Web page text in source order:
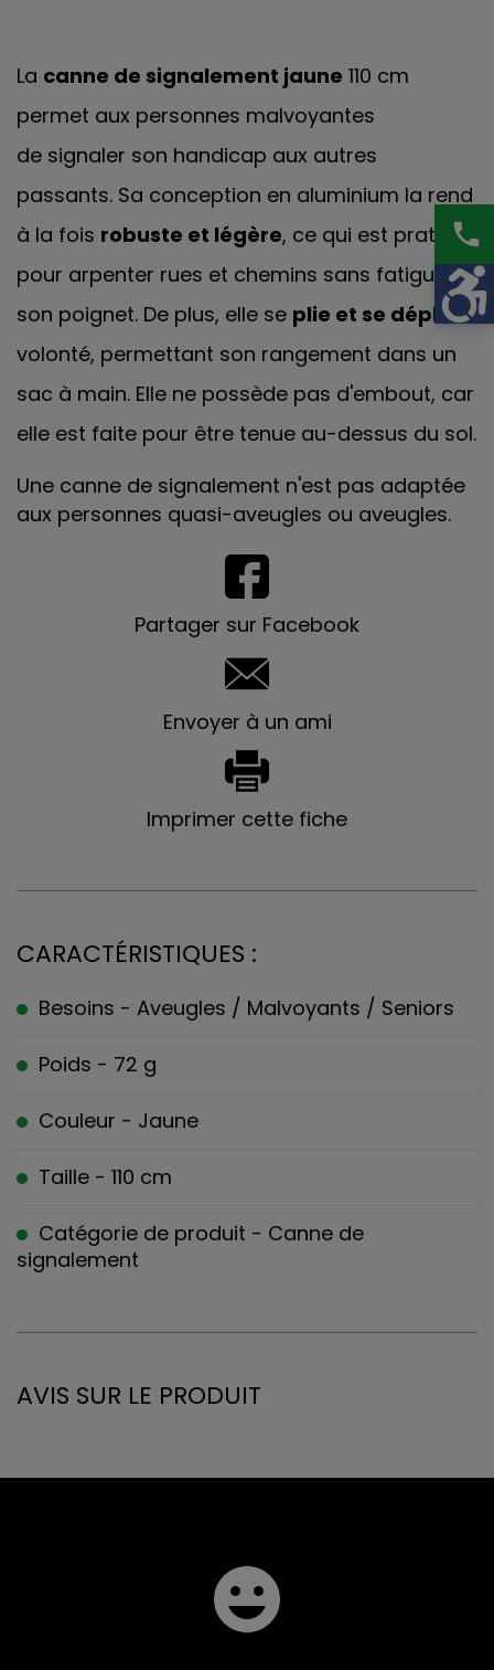
La canne de signalement jaune 110 cm
permet aux personnes malvoyantes
de signaler son handicap aux autres
passants. Sa conception en aluminium la rend
à la fois robuste et légère, ce qui est pratique
pour arpenter rues et chemins sans fatiguer
son poignet. De plus, elle se plie et se déplieà
volonté, permettant son rangement dans un
sac à main. Elle ne possède pas d'embout, car
elle est faite pour être tenue au-dessus du sol.
Une canne de signalement n'est pas adaptée
aux personnes quasi-aveugles ou aveugles.
Partager sur Facebook
Envoyer à un ami
Imprimer cette fiche
CARACTÉRISTIQUES :
Besoins - Aveugles / Malvoyants / Seniors
Poids - 72 g
Couleur - Jaune
Taille - 110 cm
Catégorie de produit - Canne de
signalement
AVIS SUR LE PRODUIT
phone